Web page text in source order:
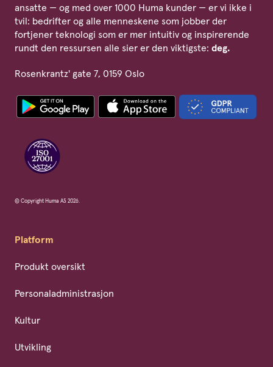
ansatte — og med over 1000 Huma kunder — er vi ikke i
tvil: bedrifter og alle menneskene som jobber der
fortjener teknologi som er mer intuitiv og inspirerende
rundt den ressursen alle sier er den viktigste: deg.
Rosenkrantz' gate 7, 0159 Oslo
© Copyright Huma AS 2026.
Platform
Produkt oversikt
Personaladministrasjon
Kultur
Utvikling